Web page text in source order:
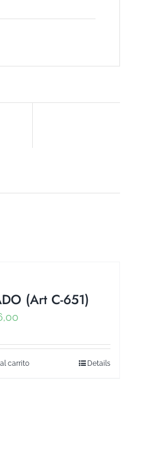
(Art C-651)
carrito Details